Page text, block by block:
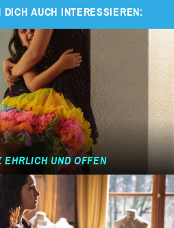
AUCH INTERESSIEREN:
UND OFFEN